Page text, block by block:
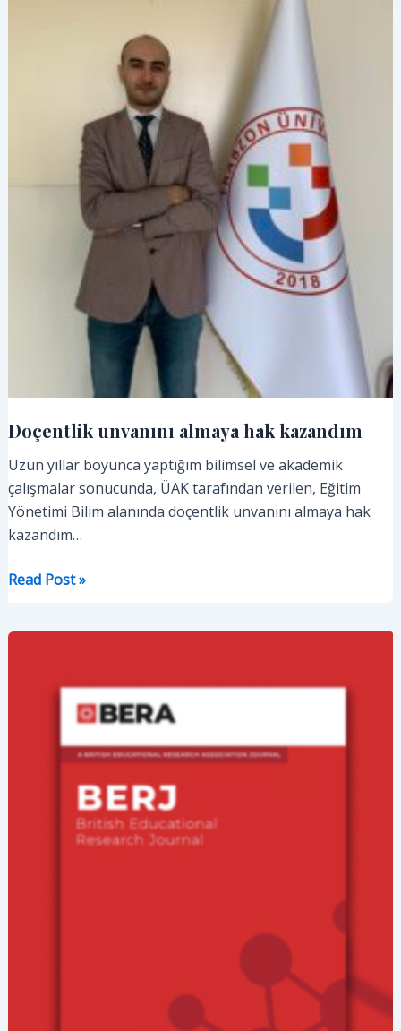
Doçentlik unvanını almaya hak kazandım
Uzun yıllar boyunca yaptığım bilimsel ve akademik
çalışmalar sonucunda, ÜAK tarafından verilen, Eğitim
Yönetimi Bilim alanında doçentlik unvanını almaya hak
kazandım…
Doçentlik
Read Post »